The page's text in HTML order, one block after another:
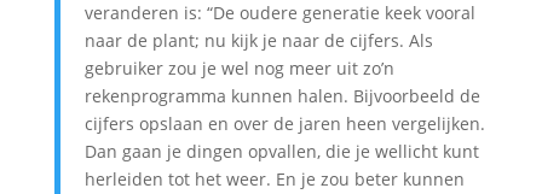
veranderen is: “De oudere generatie keek vooral
naar de plant; nu kijk je naar de cijfers. Als
gebruiker zou je wel nog meer uit zo’n
rekenprogramma kunnen halen. Bijvoorbeeld de
cijfers opslaan en over de jaren heen vergelijken.
Dan gaan je dingen opvallen, die je wellicht kunt
herleiden tot het weer. En je zou beter kunnen